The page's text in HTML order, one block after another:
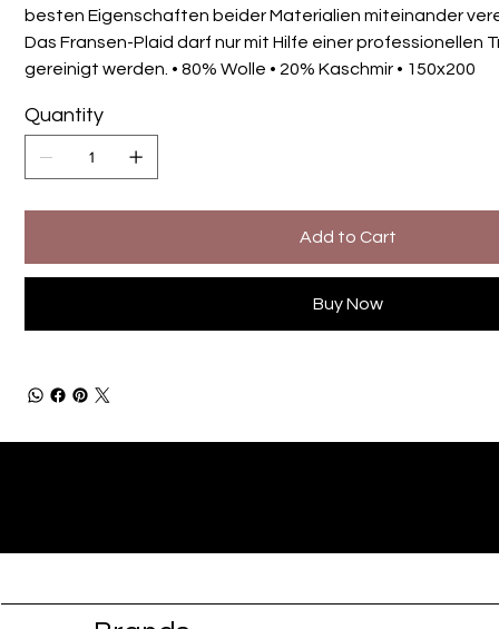
besten Eigenschaften beider Materialien miteinander
Das Fransen-Plaid darf nur mit Hilfe einer professionellen
gereinigt werden. • 80% Wolle • 20% Kaschmir • 150x200
Quantity
Add to Cart
Buy Now